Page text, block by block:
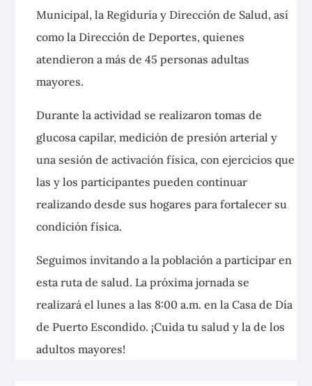
Municipal, la Regiduría y Dirección de Salud, así
como la Dirección de Deportes, quienes
atendieron a más de 45 personas adultas
mayores.
Durante la actividad se realizaron tomas de
glucosa capilar, medición de presión arterial y
una sesión de activación física, con ejercicios que
las y los participantes pueden continuar
realizando desde sus hogares para fortalecer su
condición física.
Seguimos invitando a la población a participar en
esta ruta de salud. La próxima jornada se
realizará el lunes a las 8:00 a.m. en la Casa de Día
de Puerto Escondido. ¡Cuida tu salud y la de los
adultos mayores!